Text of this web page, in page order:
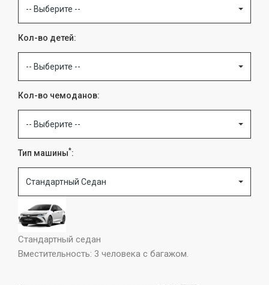
-- Выберите --
Кол-во детей:
-- Выберите --
Кол-во чемоданов:
-- Выберите --
Тип машины*:
Стандартный Седан
Стандартный седан
Вместительность: 3 человека с багажом.